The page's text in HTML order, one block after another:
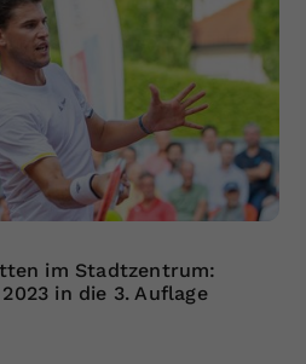
im Stadtzentrum:
in die 3. Auflage